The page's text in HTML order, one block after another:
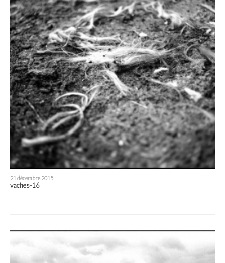
21 décembre 2015
vaches-16